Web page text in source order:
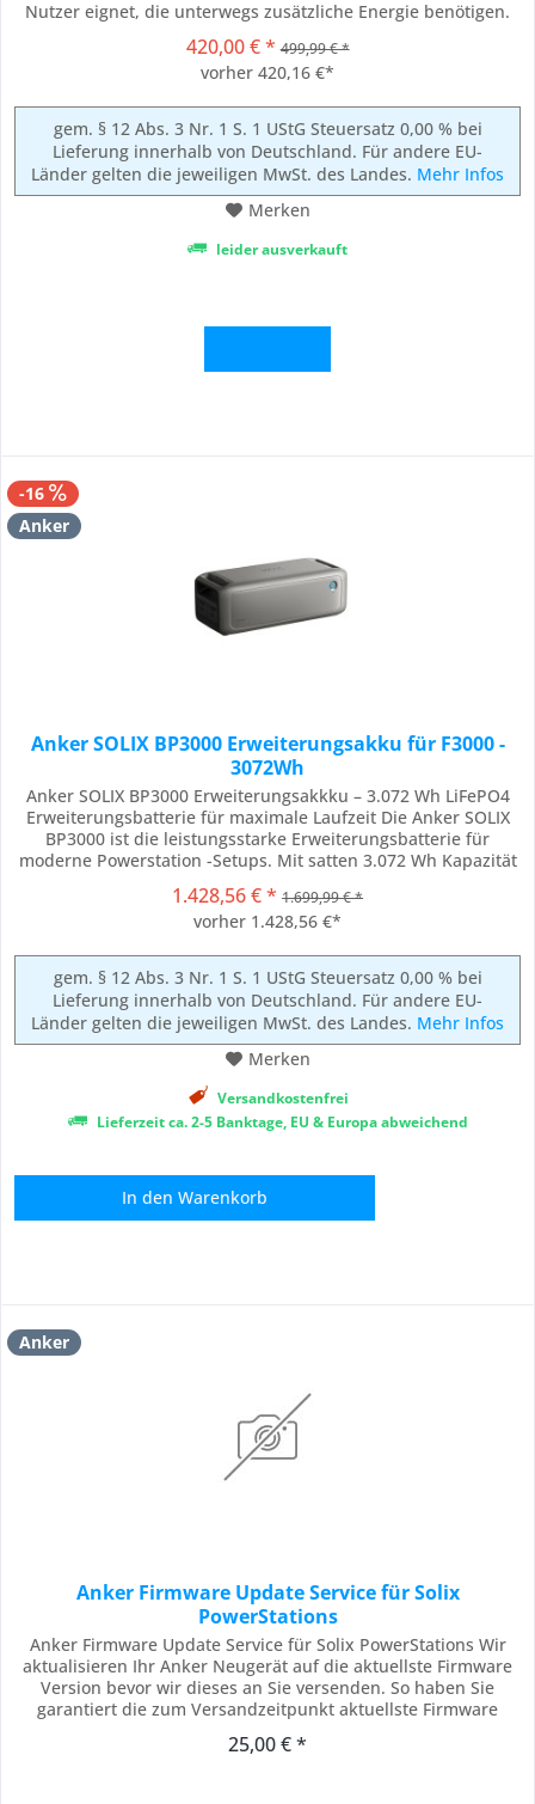
Nutzer eignet, die unterwegs zusätzliche Energie benötigen.
die Fähigkeit aus, eine Vielzahl von Geräten effizient zu laden.
Im Lieferumfang enthalten ist ein...
420,00 € * 499,99 € *
vorher 420,16 €*
gem. § 12 Abs. 3 Nr. 1 S. 1 UStG Steuersatz 0,00 % bei
Lieferung innerhalb von Deutschland. Für andere EU-
Länder gelten die jeweiligen MwSt. des Landes. Mehr Infos
Merken
leider ausverkauft
-16
Anker
Anker SOLIX BP3000 Erweiterungsakku für F3000 -
3072Wh
Anker SOLIX BP3000 Erweiterungsakkku – 3.072 Wh LiFePO4
Erweiterungsbatterie für maximale Laufzeit Die Anker SOLIX
BP3000 ist die leistungsstarke Erweiterungsbatterie für
moderne Powerstation -Setups. Mit satten 3.072 Wh Kapazität
deiner Geräte deutlich – vom Kühlschrank über E-Bike-
Ladegeräte bis zur...
1.428,56 € * 1.699,99 € *
vorher 1.428,56 €*
gem. § 12 Abs. 3 Nr. 1 S. 1 UStG Steuersatz 0,00 % bei
Lieferung innerhalb von Deutschland. Für andere EU-
Länder gelten die jeweiligen MwSt. des Landes. Mehr Infos
Merken
Versandkostenfrei
Lieferzeit ca. 2-5 Banktage, EU & Europa abweichend
In den Warenkorb
Anker
Anker Firmware Update Service für Solix
PowerStations
Anker Firmware Update Service für Solix PowerStations Wir
aktualisieren Ihr Anker Neugerät auf die aktuellste Firmware
Version bevor wir dieses an Sie versenden. So haben Sie
garantiert die zum Versandzeitpunkt aktuellste Firmware
Sorgen machen. Durch die Durchführung des Firmware
25,00 € *